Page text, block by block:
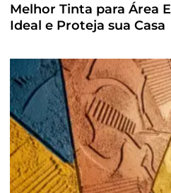
Melhor Tinta para Área
Ideal e Proteja sua Casa